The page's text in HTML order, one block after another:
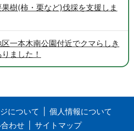
樹(柿・栗など)伐採を支援しま
一本木南公園付近でクマらしき
ました！
について
個人情報について
わせ
サイトマップ